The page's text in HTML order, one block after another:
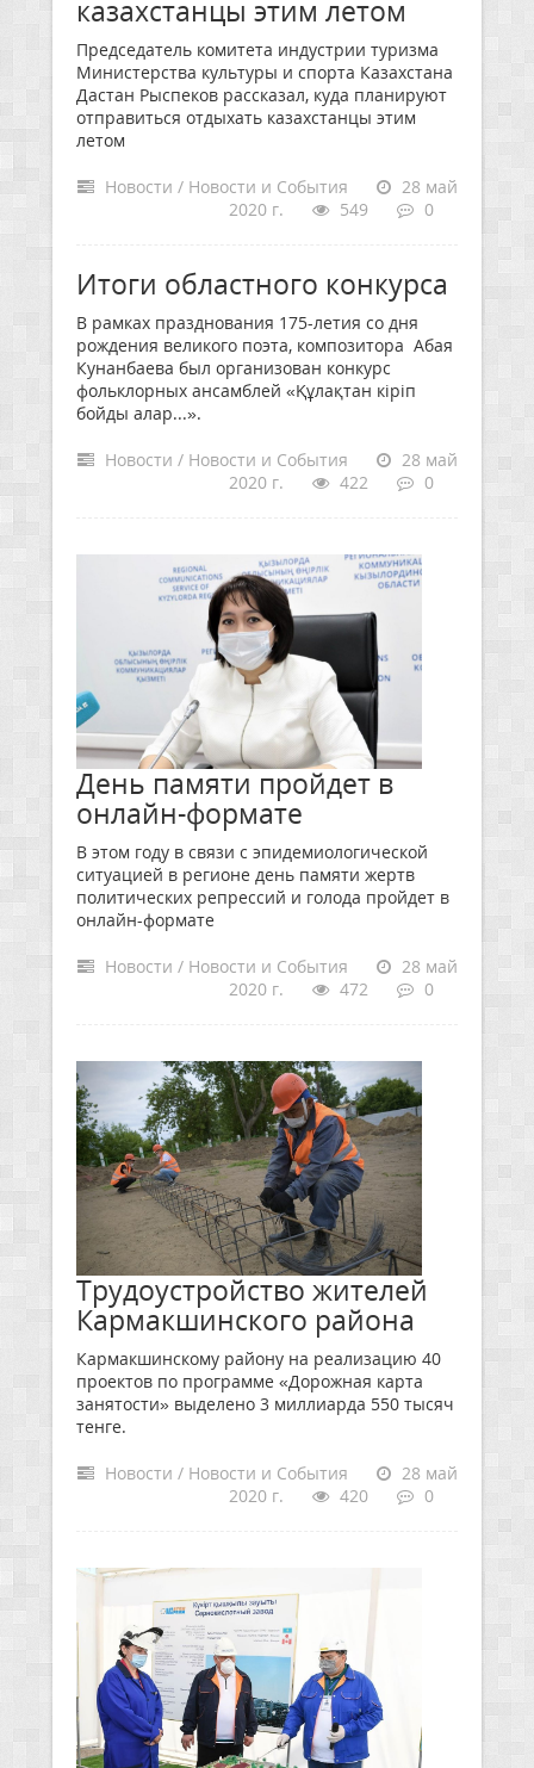
казахстанцы этим летом
Председатель комитета индустрии туризма
Министерства культуры и спорта Казахстана
Дастан Рыспеков рассказал, куда планируют
отправиться отдыхать казахстанцы этим
летом
Новости / Новости и События
28 май
2020 г.
549 0
Итоги областного конкурса
В рамках празднования 175-летия со дня
рождения великого поэта, композитора Абая
Кунанбаева был организован конкурс
фольклорных ансамблей «Құлақтан кіріп
бойды алар...».
Новости / Новости и События
28 май
2020 г.
422 0
День памяти пройдет в
онлайн-формате
В этом году в связи с эпидемиологической
ситуацией в регионе день памяти жертв
политических репрессий и голода пройдет в
онлайн-формате
Новости / Новости и События
28 май
2020 г.
472 0
Трудоустройство жителей
Кармакшинского района
Кармакшинскому району на реализацию 40
проектов по программе «Дорожная карта
занятости» выделено 3 миллиарда 550 тысяч
тенге.
Новости / Новости и События
28 май
2020 г.
420 0